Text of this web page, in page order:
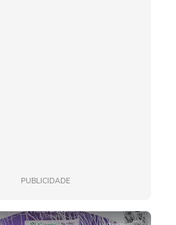
PUBLICIDADE